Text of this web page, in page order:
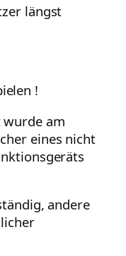
längst
!
wurde am
eines nicht
andere